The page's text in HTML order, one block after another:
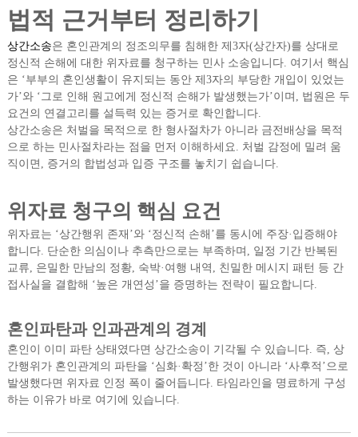
법적 근거부터 정리하기
상간소송은 혼인관계의 정조의무를 침해한 제3자(상간자)를 상대로
정신적 손해에 대한 위자료를 청구하는 민사 소송입니다. 여기서 핵심
은 ‘부부의 혼인생활이 유지되는 동안 제3자의 부당한 개입이 있었는
가’와 ‘그로 인해 원고에게 정신적 손해가 발생했는가’이며, 법원은 두
요건의 연결고리를 설득력 있는 증거로 확인합니다.
상간소송은 처벌을 목적으로 한 형사절차가 아니라 금전배상을 목적
으로 하는 민사절차라는 점을 먼저 이해하세요. 처벌 감정에 밀려 움
직이면, 증거의 합법성과 입증 구조를 놓치기 쉽습니다.
위자료 청구의 핵심 요건
위자료는 ‘상간행위 존재’와 ‘정신적 손해’를 동시에 주장·입증해야
합니다. 단순한 의심이나 추측만으로는 부족하며, 일정 기간 반복된
교류, 은밀한 만남의 정황, 숙박·여행 내역, 친밀한 메시지 패턴 등 간
접사실을 결합해 ‘높은 개연성’을 증명하는 전략이 필요합니다.
혼인파탄과 인과관계의 경계
혼인이 이미 파탄 상태였다면 상간소송이 기각될 수 있습니다. 즉, 상
간행위가 혼인관계의 파탄을 ‘심화·확정’한 것이 아니라 ‘사후적’으로
발생했다면 위자료 인정 폭이 줄어듭니다. 타임라인을 명료하게 구성
하는 이유가 바로 여기에 있습니다.